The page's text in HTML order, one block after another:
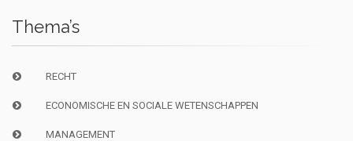
Thema’s
RECHT
ECONOMISCHE EN SOCIALE WETENSCHAPPEN
MANAGEMENT